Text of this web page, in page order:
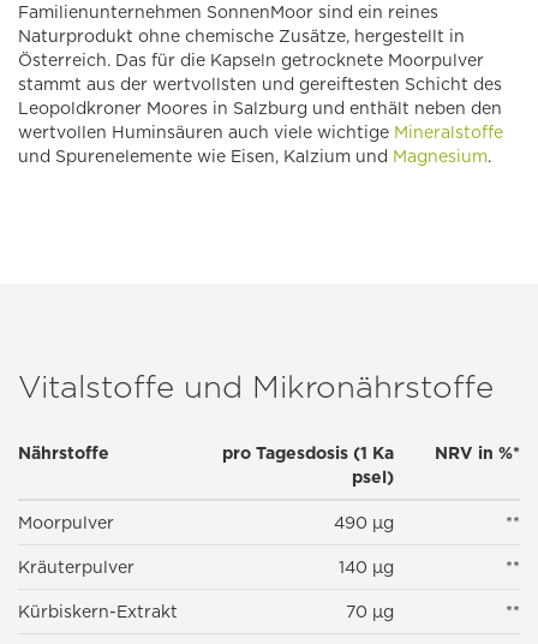
Familienunternehmen SonnenMoor sind ein reines
Naturprodukt ohne chemische Zusätze, hergestellt in
Österreich. Das für die Kapseln getrocknete Moorpulver
stammt aus der wertvollsten und gereiftesten Schicht des
Leopoldkroner Moores in Salzburg und enthält neben den
wertvollen Huminsäuren auch viele wichtige Mineralstoffe
und Spurenelemente wie Eisen, Kalzium und Magnesium.
Vitalstoffe und Mikronährstoffe
Nährstoffe
pro Tagesdosis (1 Ka
psel)
NRV in %*
Moorpulver 490 µg **
Kräuterpulver 140 µg **
Kürbiskern-Extrakt 70 µg **